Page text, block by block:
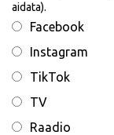
aidata).
Facebook
Instagram
TikTok
TV
Raadio